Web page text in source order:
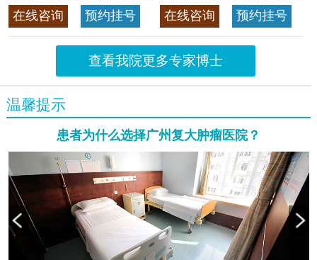
>>查看专家详情
在线咨询 预约挂号
癌，迄今仍是广东喉癌单病种
首席专家 >>查看专家详情
在线咨询 预约挂号
查看我院更多专家博士
温馨提示
患者为什么选择广州复大肿瘤医院？